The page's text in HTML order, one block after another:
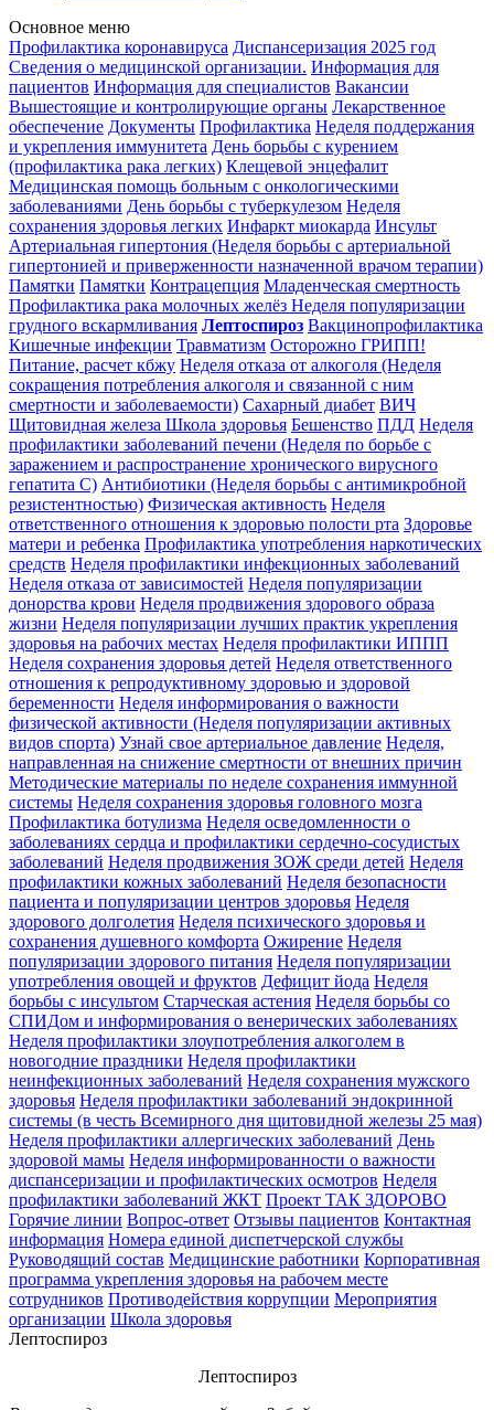
Основное меню
Профилактика коронавируса Диспансеризация 2025 год
Сведения о медицинской организации. Информация для
пациентов Информация для специалистов Вакансии
Вышестоящие и контролирующие органы Лекарственное
обеспечение Документы Профилактика Неделя поддержания
и укрепления иммунитета День борьбы с курением
(профилактика рака легких) Клещевой энцефалит
Медицинская помощь больным с онкологическими
заболеваниями День борьбы с туберкулезом Неделя
сохранения здоровья легких Инфаркт миокарда Инсульт
Артериальная гипертония (Неделя борьбы с артериальной
гипертонией и приверженности назначенной врачом терапии)
Памятки Памятки Контрацепция Младенческая смертность
Профилактика рака молочных желёз Неделя популяризации
грудного вскармливания Лептоспироз Вакцинопрофилактика
Кишечные инфекции Травматизм Осторожно ГРИПП!
Питание, расчет кбжу Неделя отказа от алкоголя (Неделя
сокращения потребления алкоголя и связанной с ним
смертности и заболеваемости) Сахарный диабет ВИЧ
Щитовидная железа Школа здоровья Бешенство ПДД Неделя
профилактики заболеваний печени (Неделя по борьбе с
заражением и распространение хронического вирусного
гепатита С) Антибиотики (Неделя борьбы с антимикробной
резистентностью) Физическая активность Неделя
ответственного отношения к здоровью полости рта Здоровье
матери и ребенка Профилактика употребления наркотических
средств Неделя профилактики инфекционных заболеваний
Неделя отказа от зависимостей Неделя популяризации
донорства крови Неделя продвижения здорового образа
жизни Неделя популяризации лучших практик укрепления
здоровья на рабочих местах Неделя профилактики ИППП
Неделя сохранения здоровья детей Неделя ответственного
отношения к репродуктивному здоровью и здоровой
беременности Неделя информирования о важности
физической активности (Неделя популяризации активных
видов спорта) Узнай свое артериальное давление Неделя,
направленная на снижение смертности от внешних причин
Методические материалы по неделе сохранения иммунной
системы Неделя сохранения здоровья головного мозга
Профилактика ботулизма Неделя осведомленности о
заболеваниях сердца и профилактики сердечно-сосудистых
заболеваний Неделя продвижения ЗОЖ среди детей Неделя
профилактики кожных заболеваний Неделя безопасности
пациента и популяризации центров здоровья Неделя
здорового долголетия Неделя психического здоровья и
сохранения душевного комфорта Ожирение Неделя
популяризации здорового питания Неделя популяризации
употребления овощей и фруктов Дефицит йода Неделя
борьбы с инсультом Старческая астения Неделя борьбы со
СПИДом и информирования о венерических заболеваниях
Неделя профилактики злоупотребления алкоголем в
новогодние праздники Неделя профилактики
неинфекционных заболеваний Неделя сохранения мужского
здоровья Неделя профилактики заболеваний эндокринной
системы (в честь Всемирного дня щитовидной железы 25 мая)
Неделя профилактики аллергических заболеваний День
здоровой мамы Неделя информированности о важности
диспансеризации и профилактических осмотров Неделя
профилактики заболеваний ЖКТ Проект ТАК ЗДОРОВО
Горячие линии Вопрос-ответ Отзывы пациентов Контактная
информация Номера единой диспетчерской службы
Руководящий состав Медицинские работники Корпоративная
программа укрепления здоровья на рабочем месте
сотрудников Противодействия коррупции Мероприятия
организации Школа здоровья
Лептоспироз
Лептоспироз